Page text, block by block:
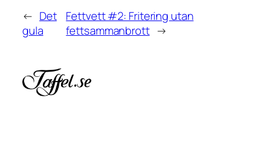
← Det
gula
Fettvett #2: Fritering utan
fettsammanbrott →